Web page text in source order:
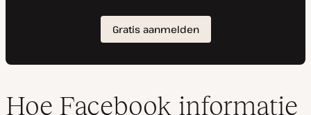
Hoe Facebook informatie